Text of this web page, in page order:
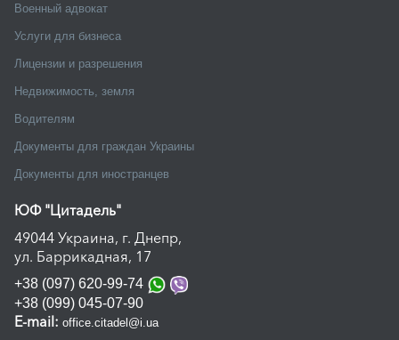
Военный адвокат
Услуги для бизнеса
Лицензии и разрешения
Недвижимость, земля
Водителям
Документы для граждан Украины
Документы для иностранцев
ЮФ "Цитадель"
49044 Украина, г. Днепр,
ул. Баррикадная, 17
+38 (097) 620-99-74
+38 (099) 045-07-90
E-mail: office.citadel@i.ua